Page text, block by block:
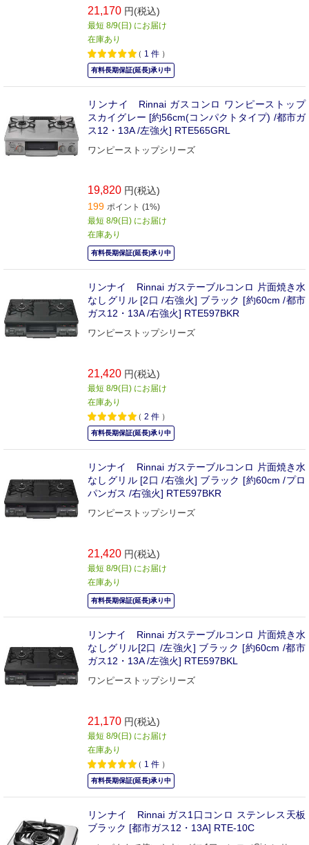
21,170 円(税込)
最短 8/9(日) にお届け
在庫あり
（ 1 件 ）
有料長期保証(延長)承り中
リンナイ Rinnai ガスコンロ ワンピーストップ
スカイグレー [約56cm(コンパクトタイプ) /都市ガ
ス12・13A /左強火] RTE565GRL
ワンピーストップシリーズ
19,820 円(税込)
199 ポイント (1%)
最短 8/9(日) にお届け
在庫あり
有料長期保証(延長)承り中
リンナイ Rinnai ガステーブルコンロ 片面焼き水
なしグリル [2口 /右強火] ブラック [約60cm /都市
ガス12・13A /右強火] RTE597BKR
ワンピーストップシリーズ
21,420 円(税込)
最短 8/9(日) にお届け
在庫あり
（ 2 件 ）
有料長期保証(延長)承り中
リンナイ Rinnai ガステーブルコンロ 片面焼き水
なしグリル [2口 /右強火] ブラック [約60cm /プロ
パンガス /右強火] RTE597BKR
ワンピーストップシリーズ
21,420 円(税込)
最短 8/9(日) にお届け
在庫あり
有料長期保証(延長)承り中
リンナイ Rinnai ガステーブルコンロ 片面焼き水
なしグリル[2口 /左強火] ブラック [約60cm /都市
ガス12・13A /左強火] RTE597BKL
ワンピーストップシリーズ
21,170 円(税込)
最短 8/9(日) にお届け
在庫あり
（ 1 件 ）
有料長期保証(延長)承り中
リンナイ Rinnai ガス1口コンロ ステンレス天板
ブラック [都市ガス12・13A] RTE-10C